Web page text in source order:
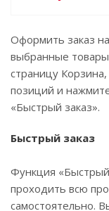
Оформить заказ
выбранные
страницу
позиций и
«Быстрый заказ».
Быстрый заказ
Функция «Быстрый
проходить всю
самостоятельно.